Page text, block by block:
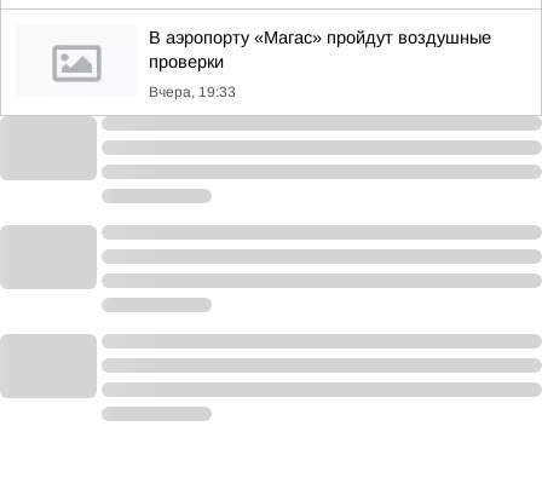
В аэропорту «Магас» пройдут воздушные
проверки
Вчера, 19:33